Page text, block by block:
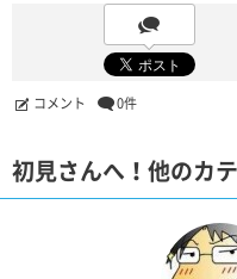
コメント 0件
初見さんへ！他のカ